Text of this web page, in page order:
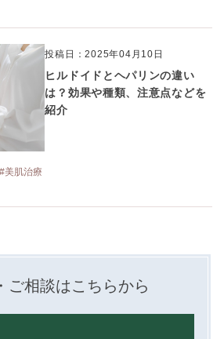
投稿日：2025年04月10日
ヒルドイドとヘパリンの違い
は？効果や種類、注意点などを
紹介
#美肌治療
ご相談はこちらから